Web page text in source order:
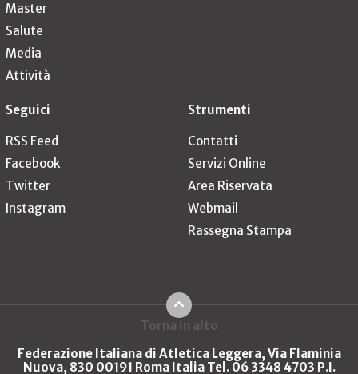
Master
Salute
Media
Attività
Seguici
RSS Feed
Facebook
Twitter
Instagram
Strumenti
Contatti
Servizi Online
Area Riservata
Webmail
Rassegna Stampa
Torna in alto
Federazione Italiana di Atletica Leggera, Via Flaminia
Nuova, 830 00191 Roma Italia Tel. 06 3348 4703 P.I.